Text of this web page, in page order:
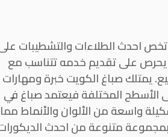
احدث الطلاءات والتشطيبات
يحرص على تقديم خدمه تتناسب مع
يمتلك صباغ الكويت خبرة ومهارات
الأسطح المختلفة فيعتمد صباغ في
واسعة من الألوان والأنماط مما
بمجموعة متنوعة من احدث